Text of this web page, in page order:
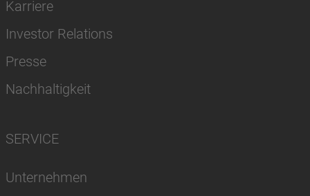
Karriere
Investor Relations
Presse
Nachhaltigkeit
SERVICE
Unternehmen